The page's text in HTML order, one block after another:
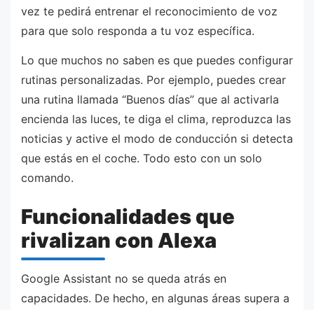
vez te pedirá entrenar el reconocimiento de voz
para que solo responda a tu voz específica.
Lo que muchos no saben es que puedes configurar
rutinas personalizadas. Por ejemplo, puedes crear
una rutina llamada “Buenos días” que al activarla
encienda las luces, te diga el clima, reproduzca las
noticias y active el modo de conducción si detecta
que estás en el coche. Todo esto con un solo
comando.
Funcionalidades que
rivalizan con Alexa
Google Assistant no se queda atrás en
capacidades. De hecho, en algunas áreas supera a